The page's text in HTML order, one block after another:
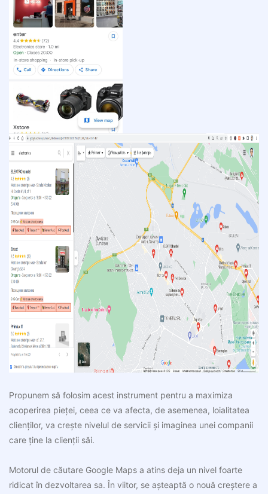
Propunem să folosim acest instrument pentru a maximiza
acoperirea pieței, ceea ce va afecta, de asemenea, loialitatea
clienților, va crește nivelul de servicii și imaginea unei companii
care ține la clienții săi.
Motorul de căutare Google Maps a atins deja un nivel foarte
ridicat în dezvoltarea sa. În viitor, se așteaptă o nouă creștere a